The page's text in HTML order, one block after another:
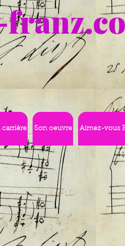
carrière Son oeuvre Aimez-vous